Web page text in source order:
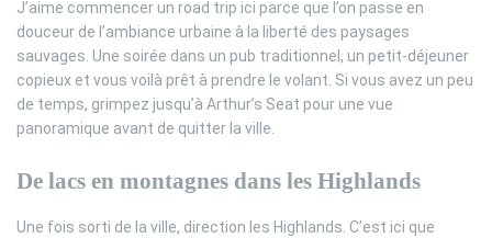
J’aime commencer un road trip ici parce que l’on passe en
douceur de l’ambiance urbaine à la liberté des paysages
sauvages. Une soirée dans un pub traditionnel, un petit-déjeuner
copieux et vous voilà prêt à prendre le volant. Si vous avez un peu
de temps, grimpez jusqu’à Arthur’s Seat pour une vue
panoramique avant de quitter la ville.
De lacs en montagnes dans les Highlands
Une fois sorti de la ville, direction les Highlands. C’est ici que